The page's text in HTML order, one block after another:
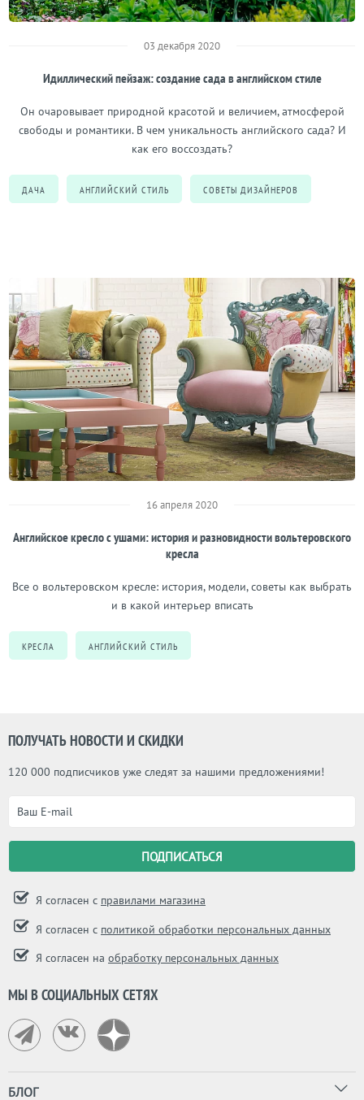
03 декабря 2020
Идиллический пейзаж: создание сада в английском стиле
Он очаровывает природной красотой и величием, атмосферой
свободы и романтики. В чем уникальность английского сада? И
как его воссоздать?
ДАЧА АНГЛИЙСКИЙ СТИЛЬ СОВЕТЫ ДИЗАЙНЕРОВ
16 апреля 2020
Английское кресло с ушами: история и разновидности вольтеровского
кресла
Все о вольтеровском кресле: история, модели, советы как выбрать
и в какой интерьер вписать
КРЕСЛА АНГЛИЙСКИЙ СТИЛЬ
ПОЛУЧАТЬ НОВОСТИ И СКИДКИ
120 000 подписчиков уже следят за нашими предложениями!
Я согласен с правилами магазина
Я согласен с политикой обработки персональных данных
Я согласен на обработку персональных данных
МЫ В СОЦИАЛЬНЫХ СЕТЯХ
БЛОГ